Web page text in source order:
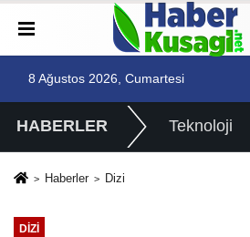
8 Ağustos 2026, Cumartesi
HABERLER Teknoloji
Haberler Dizi
DIZI